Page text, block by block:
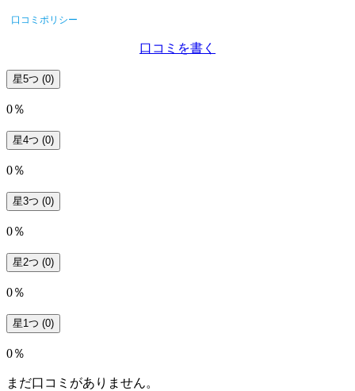
口コミポリシー
口コミを書く
星5つ (0)
0％
星4つ (0)
0％
星3つ (0)
0％
星2つ (0)
0％
星1つ (0)
0％
まだ口コミがありません。